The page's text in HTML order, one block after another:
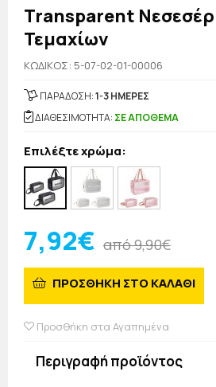
Transparent Νεσεσέρ
Τεμαχίων
KΩΔΙΚΟΣ: 5-07-02-01-00006
ΠΑΡΑΔΟΣΗ:1-3 ΗΜΕΡΕΣ
ΔΙΑΘΕΣΙΜΟΤΗΤΑ: ΣΕ ΑΠΟΘΕΜΑ
Επιλέξτε χρώμα:
7,92€ από 9,90€
ΠΡΟΣΘΗΚΗ ΣΤΟ ΚΑΛΑΘΙ
Προσθήκη στα Αγαπημένα
Περιγραφή προϊόντος